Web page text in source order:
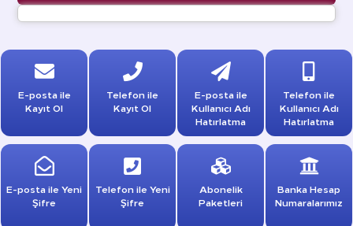
E-posta ile
Kayıt Ol
Telefon ile
Kayıt Ol
E-posta ile
Kullanıcı Adı
Hatırlatma
Telefon ile
Kullanıcı Adı
Hatırlatma
E-posta ile Yeni
Şifre
Telefon ile Yeni
Şifre
Abonelik
Paketleri
Banka Hesap
Numaralarımız